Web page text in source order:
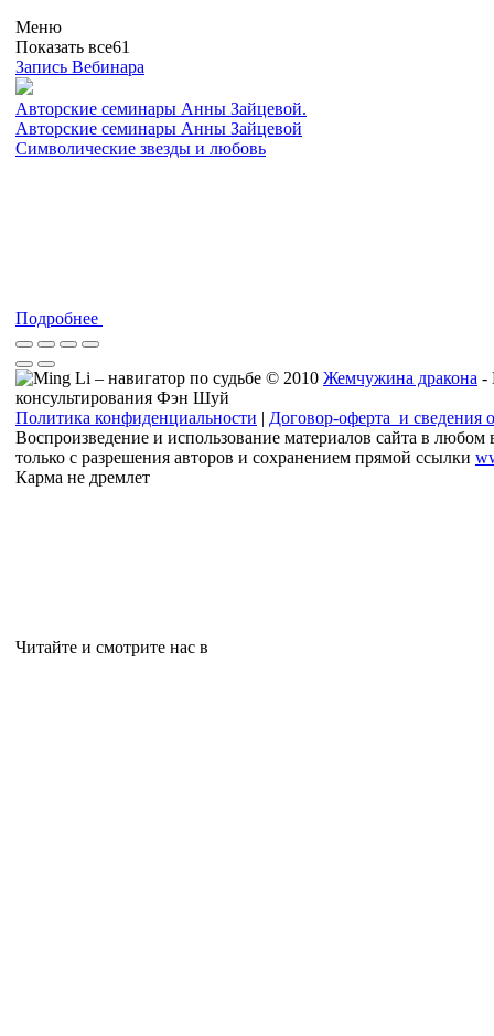
Меню
Показать все61
Запись Вебинара
Авторские семинары Анны Зайцевой.
Авторские семинары Анны Зайцевой
Символические звезды и любовь
Подробнее
© 2010 Жемчужина дракона -
консультирования Фэн Шуй
Политика конфиденциальности | Договор-оферта и сведения
Воспроизведение и использование материалов сайта в любом
только с разрешения авторов и сохранением прямой ссылки
Карма не дремлет
Читайте и смотрите нас в